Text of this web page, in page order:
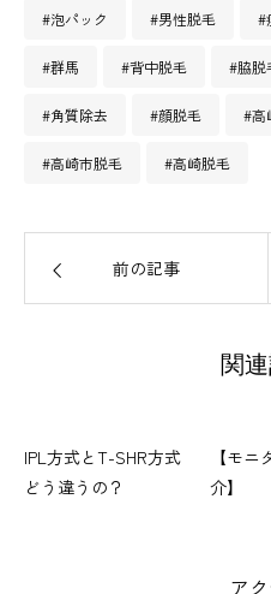
#泡パック #男性脱毛 #
#群馬 #背中脱毛 #脇脱
#角質除去 #顔脱毛 #高
#高崎市脱毛 #高崎脱毛
前の記事
関
IPL方式とT-SHR方式
どう違うの？
【モ
介】
ア